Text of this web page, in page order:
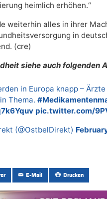
heimlich erhöhen.“
weiterhin alles in ihrer
in
(cre)
siehe auch folgenden
in Europa knapp –
Thema.
pic.twitter.com/
(@OstbelDirekt)
E-Mail Drucken